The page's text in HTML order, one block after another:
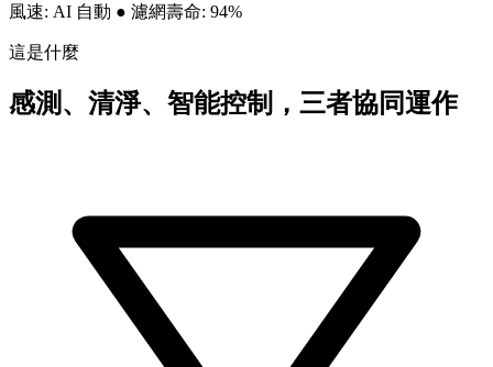
風速: AI 自動 ● 濾網壽命: 94%
這是什麼
感測、清淨、智能控制，三者協同運作